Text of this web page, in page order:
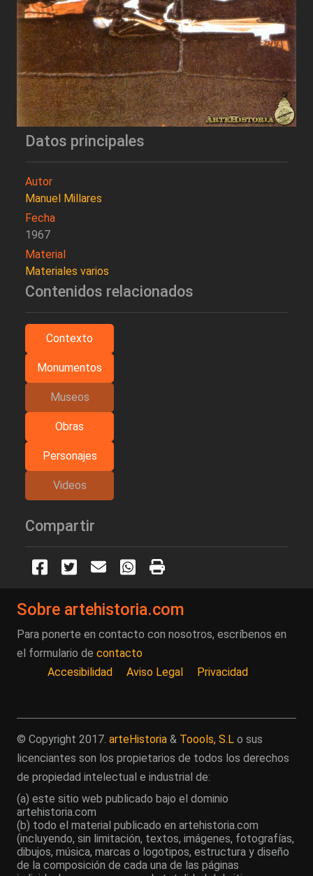
Datos principales
Autor
Manuel Millares
Fecha
1967
Material
Materiales varios
Contenidos relacionados
Contexto
Monumentos
Museos
Obras
Personajes
Videos
Compartir
Sobre artehistoria.com
Para ponerte en contacto con nosotros, escríbenos en
el formulario de contacto
Accesibilidad
Aviso Legal Privacidad
© Copyright 2017. arteHistoria & Toools, S.L o sus
licenciantes son los propietarios de todos los derechos
de propiedad intelectual e industrial de:
(a) este sitio web publicado bajo el dominio
artehistoria.com
(b) todo el material publicado en artehistoria.com
(incluyendo, sin limitación, textos, imágenes, fotografías,
dibujos, música, marcas o logotipos, estructura y diseño
de la composición de cada una de las páginas